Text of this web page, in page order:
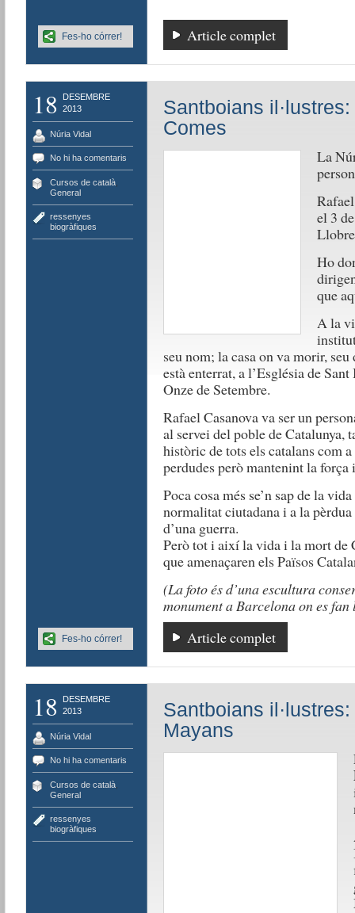
Article complet
Fes-ho córrer!
18
DESEMBRE
2013
Núria Vidal
No hi ha comentaris
Cursos de català,
General
ressenyes
biogràfiques
Santboians
Comes
La
el 3
Ho
que
A la
seu nom; la casa on va morir,
està enterrat, a l’Església de
Onze de Setembre.
Rafael Casanova va ser un
al servei del poble de Catalunya,
històric de tots els catalans com
perdudes però mantenint la força
Poca cosa més se’n sap de la
normalitat ciutadana i a la
d’una guerra.
Però tot i així la vida i la mort de
que amenaçaren els Països
(La foto és d’una escultura
monument a Barcelona on es
Article complet
Fes-ho córrer!
18
DESEMBRE
2013
Núria Vidal
No hi ha comentaris
Cursos de català,
General
ressenyes
biogràfiques
Santboians
Mayans